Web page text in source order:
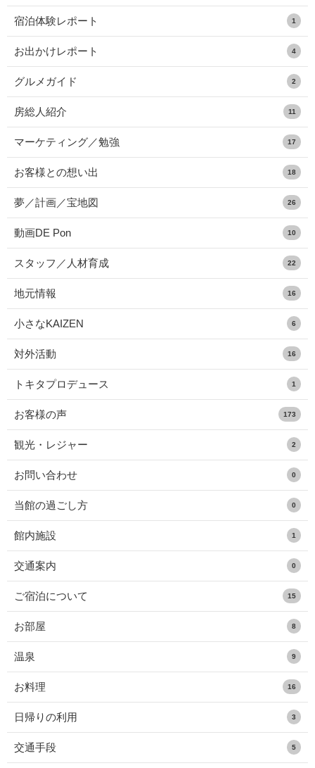
宿泊体験レポート 1
お出かけレポート 4
グルメガイド 2
房総人紹介 11
マーケティング／勉強 17
お客様との想い出 18
夢／計画／宝地図 26
動画DE Pon 10
スタッフ／人材育成 22
地元情報 16
小さなKAIZEN 6
対外活動 16
トキタプロデュース 1
お客様の声 173
観光・レジャー 2
お問い合わせ 0
当館の過ごし方 0
館内施設 1
交通案内 0
ご宿泊について 15
お部屋 8
温泉 9
お料理 16
日帰りの利用 3
交通手段 5